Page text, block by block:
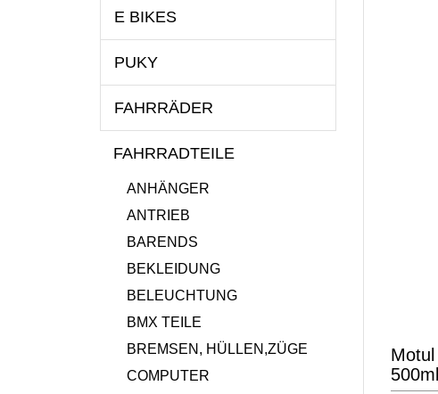
E BIKES
PUKY
FAHRRÄDER
FAHRRADTEILE
ANHÄNGER
ANTRIEB
BARENDS
BEKLEIDUNG
BELEUCHTUNG
BMX TEILE
BREMSEN, HÜLLEN,ZÜGE
COMPUTER
500ml